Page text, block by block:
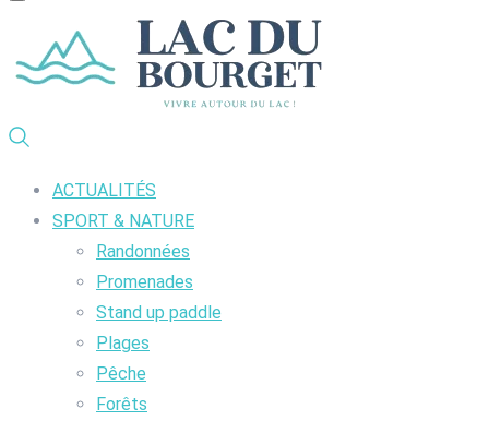
ACTUALITÉS
SPORT & NATURE
Randonnées
Promenades
Stand up paddle
Plages
Pêche
Forêts